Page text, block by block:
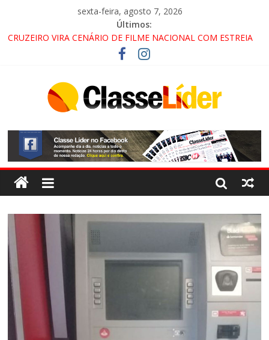
sexta-feira, agosto 7, 2026
Últimos:
CRUZEIRO VIRA CENÁRIO DE FILME NACIONAL COM ESTREIA
PROMOTOR DO GAECO
ACESSO À APARECIDA NA DUTRA SERÁ BLOQUEADO NO FIM
ALTERNATIVAS
LORENA, PINDAMONHANGABA E QUELUZ NA RETA FINAL
PELA FÁBRICA DA COCA-COLA!